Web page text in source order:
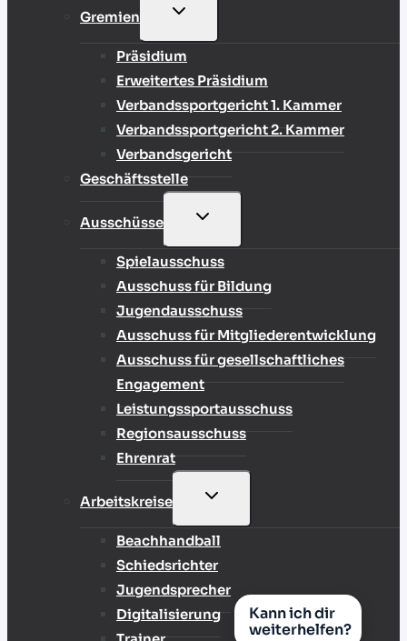
Kann ich dir
weiterhelfen?
Gremien
UNTERMENÜ
Präsidium
Erweitertes Präsidium
Verbandssportgericht 1. Kammer
Verbandssportgericht 2. Kammer
Verbandsgericht
Geschäftsstelle
Ausschüsse
UNTERMENÜ
Spielausschuss
Ausschuss für Bildung
Jugendausschuss
Ausschuss für Mitgliederentwicklung
Ausschuss für gesellschaftliches
Engagement
Leistungssportausschuss
Regionsausschuss
Ehrenrat
Arbeitskreise
UNTERMENÜ
Beachhandball
Schiedsrichter
Jugendsprecher
Digitalisierung